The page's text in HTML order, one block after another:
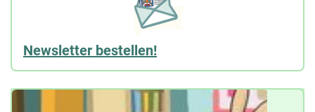
Newsletter bestellen!